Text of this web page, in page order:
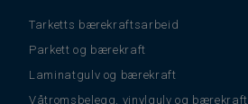
Tarketts bærekraftsarbeid
Parkett og bærekraft
Laminatgulv og bærekraft
Våtromsbelegg, vinylgulv og bærekraft